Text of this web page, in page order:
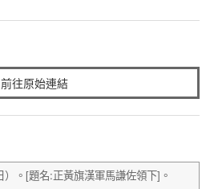
前往原始連結